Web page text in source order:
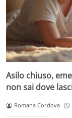
Asilo chiuso,
non sai dove
Romana Cordova